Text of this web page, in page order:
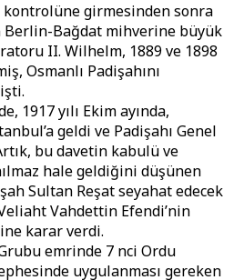
kontrolüne girmesinden sonra
Berlin-Bağdat mihverine büyük
II. Wilhelm, 1889 ve 1898
Osmanlı Padişahını
1917 yılı Ekim ayında,
geldi ve Padişahı Genel
bu davetin kabulü ve
hale geldiğini düşünen
Sultan Reşat seyahat edecek
Vahdettin Efendi’nin
karar verdi.
emrinde 7 nci Ordu
uygulanması gereken